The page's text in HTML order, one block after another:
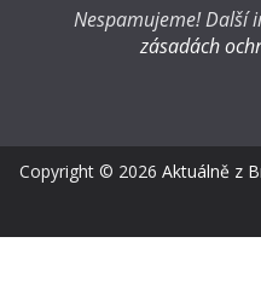
Nespamujeme! Další
zásadách
Copyright © 2026 Aktuálně z